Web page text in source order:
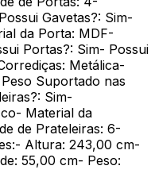
Gavetas?: Sim-
da Porta: MDF-
Portas?: Sim- Possui
Metálica-
Suportado nas
Sim-
Material da
de Prateleiras: 6-
Altura: 243,00 cm-
55,00 cm- Peso: